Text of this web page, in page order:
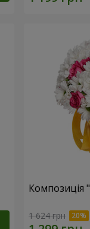
Композиція
1 624 грн